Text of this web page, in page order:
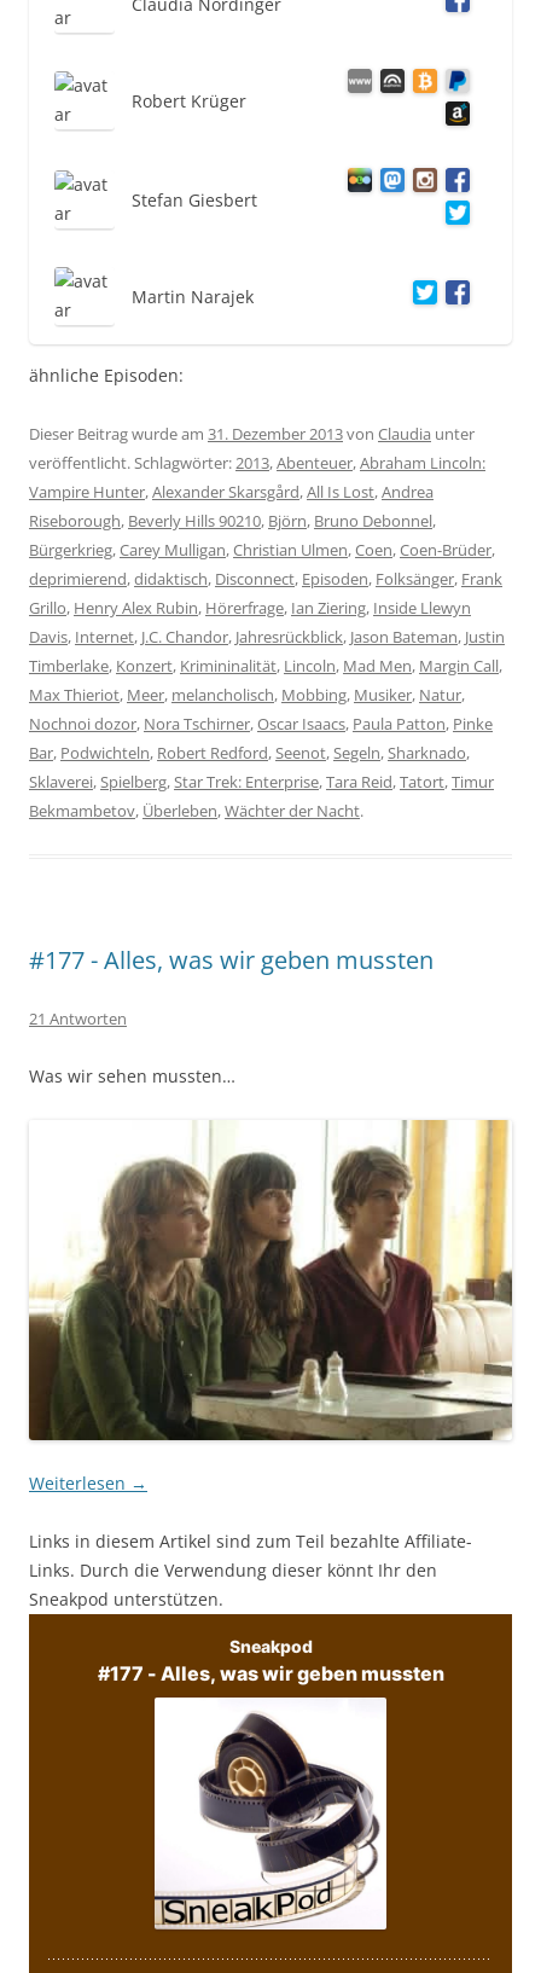
Robert Krüger
Stefan Giesbert
Martin Narajek
ähnliche Episoden:
Dieser Beitrag wurde am 31. Dezember 2013von Claudia unter
veröffentlicht. Schlagwörter: 2013,Abenteuer,Abraham Lincoln:
Vampire Hunter,Alexander Skarsgård,All Is Lost,Andrea
Riseborough, Beverly Hills 90210, Björn, Bruno Debonnel,
Bürgerkrieg,Carey Mulligan,Christian Ulmen,Coen,Coen-Brüder,
deprimierend,didaktisch, Disconnect, Episoden, Folksänger, Frank
Grillo, Henry Alex Rubin, Hörerfrage, Ian Ziering, Inside Llewyn
Davis, Internet, J.C. Chandor, Jahresrückblick, Jason Bateman, Justin
Timberlake, Konzert, Krimininalität, Lincoln, Mad Men, Margin Call,
Max Thieriot, Meer, melancholisch, Mobbing, Musiker, Natur,
Nochnoi dozor, Nora Tschirner,Oscar Isaacs, Paula Patton, Pinke
Bar, Podwichteln, Robert Redford, Seenot, Segeln, Sharknado,
Sklaverei, Spielberg, Star Trek: Enterprise,Tara Reid,Tatort,Timur
Bekmambetov, Überleben,Wächter der Nacht.
#177 - Alles, was wir geben mussten
21 Antworten
Was wir sehen mussten…
Weiterlesen →
Links in diesem Artikel sind zum Teil bezahlte Affiliate-
Links. Durch die Verwendung dieser könnt Ihr den
Sneakpod unterstützen.